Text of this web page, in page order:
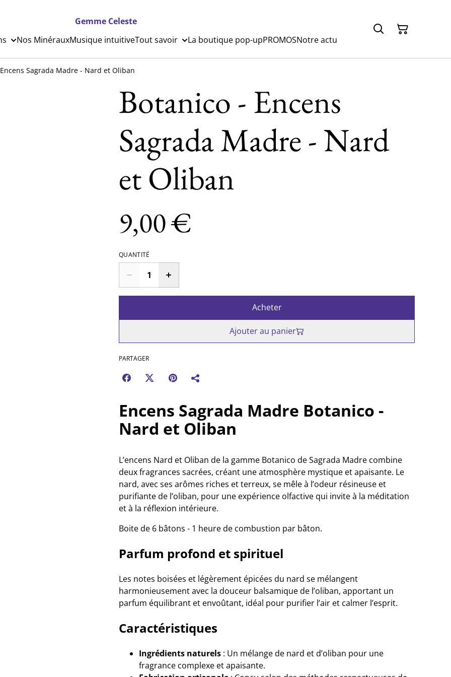
Gemme Celeste
Nos MinérauxMusique intuitiveTout savoir La boutique pop-upPROMOSNotre actu
Sagrada Madre - Nard et Oliban
Botanico - Encens
Sagrada Madre - Nard
et Oliban
9,00 €
QUANTITÉ
Acheter
Ajouter au panier
PARTAGER
Encens Sagrada Madre Botanico -
Nard et Oliban
L’encens Nard et Oliban de la gamme Botanico de Sagrada Madre combine
deux fragrances sacrées, créant une atmosphère mystique et apaisante. Le
nard, avec ses arômes riches et terreux, se mêle à l’odeur résineuse et
purifiante de l’oliban, pour une expérience olfactive qui invite à la méditation
et à la réflexion intérieure.
Boite de 6 bâtons - 1 heure de combustion par bâton.
Parfum profond et spirituel
Les notes boisées et légèrement épicées du nard se mélangent
harmonieusement avec la douceur balsamique de l’oliban, apportant un
parfum équilibrant et envoûtant, idéal pour purifier l’air et calmer l’esprit.
Caractéristiques
Ingrédients naturels : Un mélange de nard et d’oliban pour une
fragrance complexe et apaisante.